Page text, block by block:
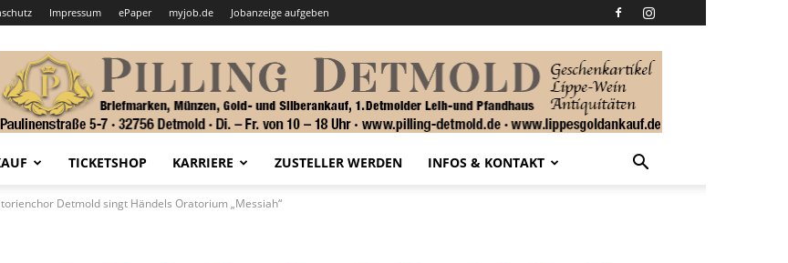
Impressum ePaper myjob.de Jobanzeige aufgeben
TICKETSHOP KARRIERE ZUSTELLER WERDEN INFOS & KONTAKT
Detmold singt Händels Oratorium „Messiah“